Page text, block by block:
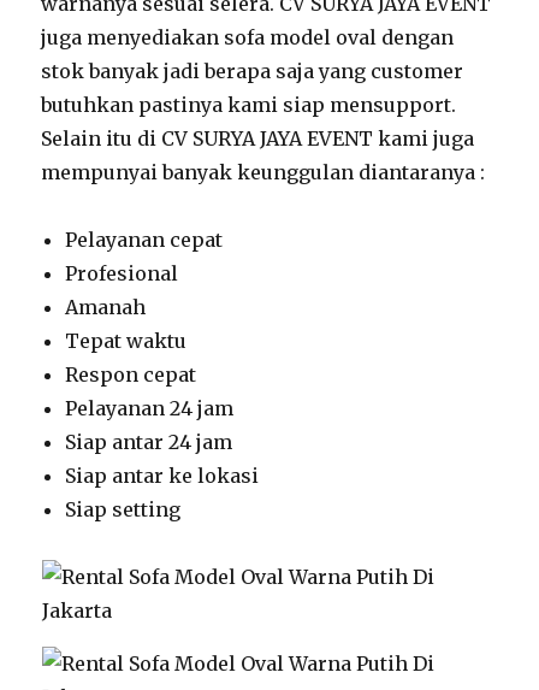
juga menyediakan sofa model oval dengan
stok banyak jadi berapa saja yang customer
butuhkan pastinya kami siap mensupport.
Selain itu di CV SURYA JAYA EVENT kami juga
mempunyai banyak keunggulan diantaranya :
Pelayanan cepat
Profesional
Amanah
Tepat waktu
Respon cepat
Pelayanan 24 jam
Siap antar 24 jam
Siap antar ke lokasi
Siap setting